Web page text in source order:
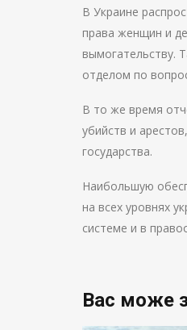
В Украине
права женщин и
вымогательству.
отделом по
В то же время
убийств и
государства.
Наибольшую
на всех уровнях
системе и в
Вас може